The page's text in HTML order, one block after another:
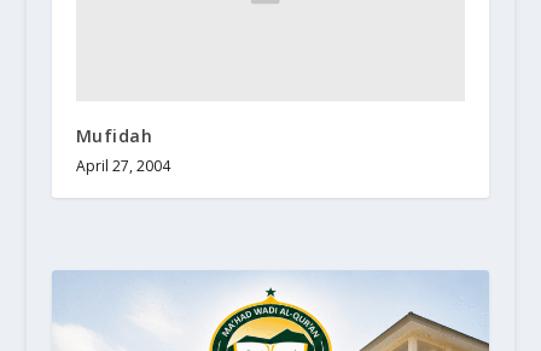
Mufidah
April 27, 2004